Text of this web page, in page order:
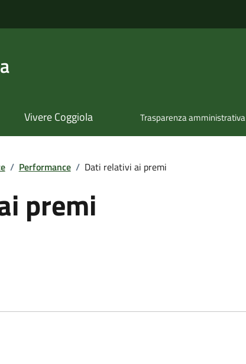
Vivere Coggiola Trasparenza amministrativa
/ Performance / Dati relativi ai premi
premi